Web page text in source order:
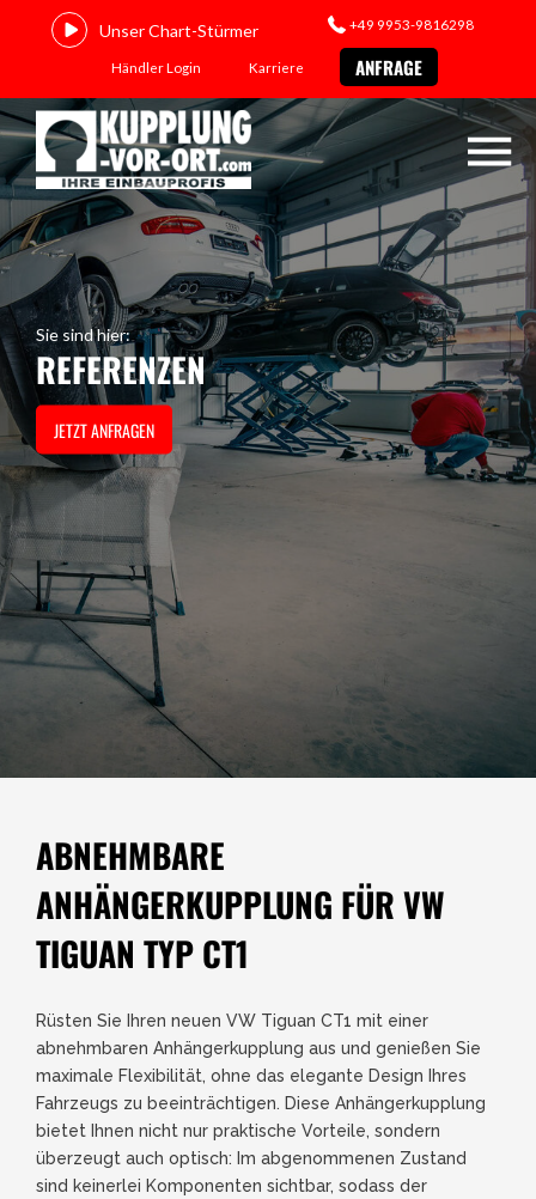
Unser Chart-Stürmer +49 9953-9816298
Händler Login Karriere ANFRAGE
Sie sind hier:
REFERENZEN
JETZT ANFRAGEN
ABNEHMBARE
ANHÄNGERKUPPLUNG FÜR VW
TIGUAN TYP CT1
Rüsten Sie Ihren neuen VW Tiguan CT1 mit einer
abnehmbaren Anhängerkupplung aus und genießen Sie
maximale Flexibilität, ohne das elegante Design Ihres
Fahrzeugs zu beeinträchtigen. Diese Anhängerkupplung
bietet Ihnen nicht nur praktische Vorteile, sondern
überzeugt auch optisch: Im abgenommenen Zustand
sind keinerlei Komponenten sichtbar, sodass der